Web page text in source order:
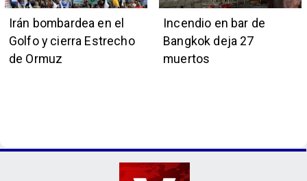
Irán bombardea en el
Golfo y cierra Estrecho
de Ormuz
Incendio en bar de
Bangkok deja 27
muertos